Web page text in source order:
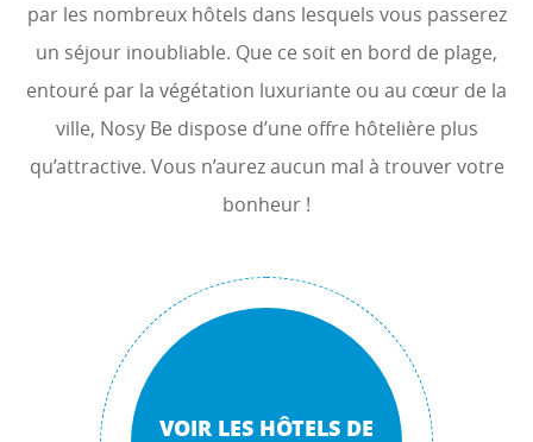
par les nombreux hôtels dans lesquels vous passerez
un séjour inoubliable. Que ce soit en bord de plage,
entouré par la végétation luxuriante ou au cœur de la
ville, Nosy Be dispose d’une offre hôtelière plus
qu’attractive. Vous n’aurez aucun mal à trouver votre
bonheur !
VOIR LES HÔTELS DE